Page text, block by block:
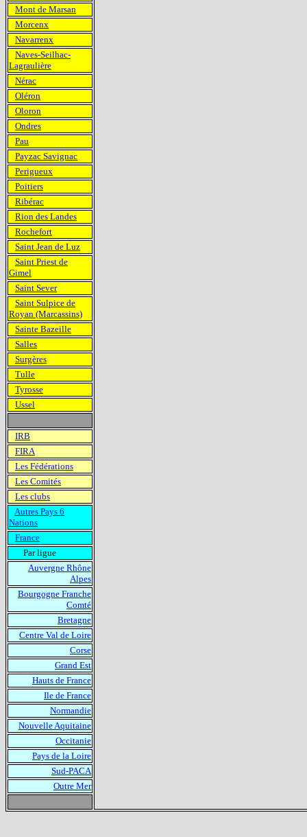
Mont de Marsan
Morcenx
Navarrenx
Naves-Seilhac-
Lagraulière
Nérac
Oléron
Oloron
Ondres
Pau
Payzac Savignac
Perigueux
Poitiers
Ribérac
Rion des Landes
Rochefort
Saint Jean de Luz
Saint Priest de
Gimel
Saint Sever
Saint Sulpice de
Royan (Marcassins)
Sainte Bazeille
Salles
Surgères
Tulle
Tyrosse
Ussel
IRB
FIRA
Les Fédérations
Les Comités
Les clubs
Autres Pays 6
Nations
France
Par ligue
Auvergne Rhône
Alpes
Bourgogne Franche
Comté
Bretagne
Centre Val de Loire
Corse
Grand Est
Hauts de France
Ile de France
Normandie
Nouvelle Aquitaine
Occitanie
Pays de la Loire
Sud-PACA
Outre Mer